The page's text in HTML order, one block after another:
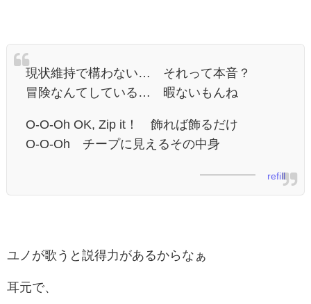
現状維持で構わない… それって本音？
冒険なんてしている… 暇ないもんね
O-O-Oh OK, Zip it！ 飾れば飾るだけ
O-O-Oh チープに見えるその中身
refill
ユノが歌うと説得力があるからなぁ
耳元で、